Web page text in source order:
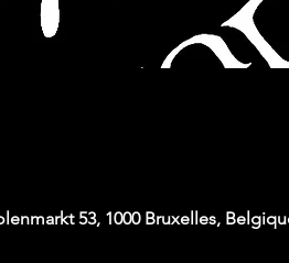
53, 1000 Bruxelles,